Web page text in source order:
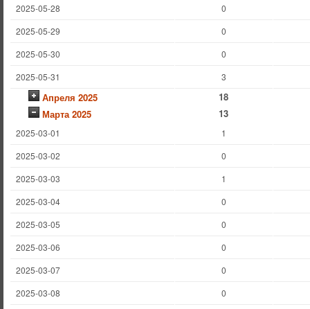
2025-05-28
0
2025-05-29
0
2025-05-30
0
2025-05-31
3
Апреля 2025
18
Марта 2025
13
2025-03-01
1
2025-03-02
0
2025-03-03
1
2025-03-04
0
2025-03-05
0
2025-03-06
0
2025-03-07
0
2025-03-08
0